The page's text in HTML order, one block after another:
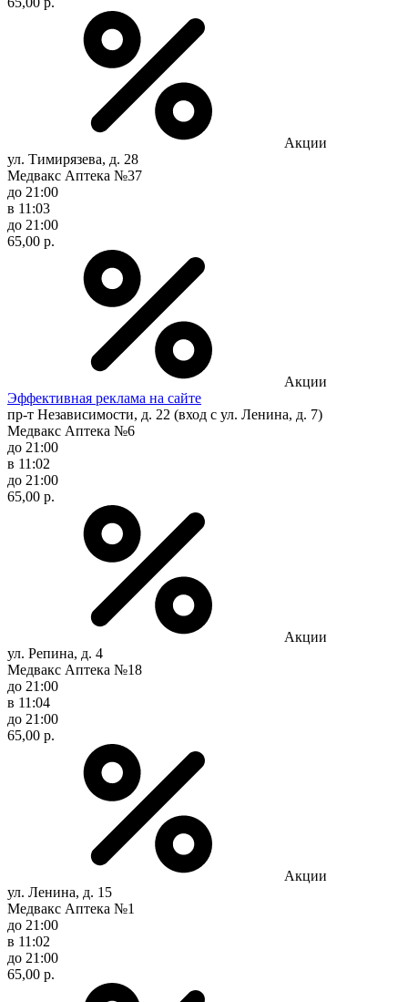
Акции
ул. Тимирязева, д. 28
Медвакс Аптека №37
до 21:00
в 11:03
до 21:00
65,00 р.
Акции
Эффективная реклама на сайте
пр-т Независимости, д. 22 (вход с ул. Ленина, д. 7)
Медвакс Аптека №6
до 21:00
в 11:02
до 21:00
65,00 р.
Акции
ул. Репина, д. 4
Медвакс Аптека №18
до 21:00
в 11:04
до 21:00
65,00 р.
Акции
ул. Ленина, д. 15
Медвакс Аптека №1
до 21:00
в 11:02
до 21:00
65,00 р.